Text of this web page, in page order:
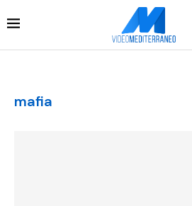
mafia